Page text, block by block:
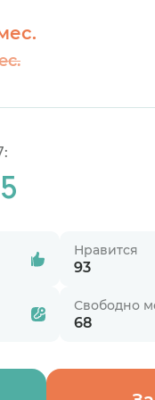
Нравится
93
Свободно
68